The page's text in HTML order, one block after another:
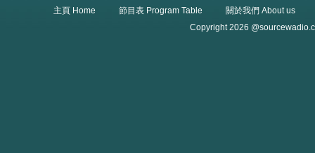
主頁 Home 節目表 Program Table
關於我們 About us
Copyright 2026